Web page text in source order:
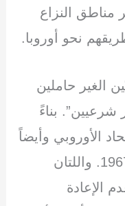
النزاع
نحو أوروبا.
الغير حاملين
شرعيين”. بناءً
1951 مع الاتحاد الأوروبي وأيضاً
عام 1967. واللتان
الإعادة